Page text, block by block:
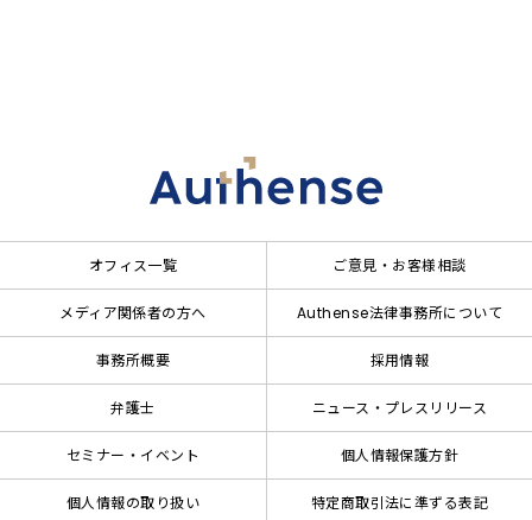
オフィス一覧 ご意見・お客様相談
メディア関係者の方へ Authense法律事務所について
事務所概要 採用情報
弁護士 ニュース・プレスリリース
セミナー・イベント 個人情報保護方針
個人情報の取り扱い 特定商取引法に準ずる表記